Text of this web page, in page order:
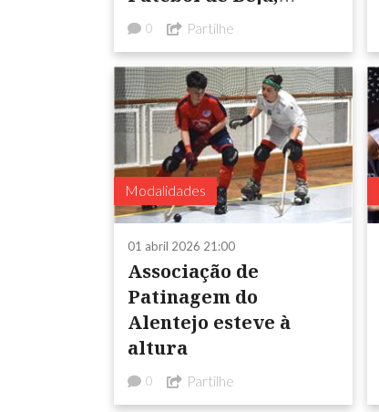
avalia o primeiro ano
de mandato
0 Partilhe
Modalidades
01 abril 2026 21:00
Associação de
Patinagem do
Alentejo esteve à
altura
0 Partilhe